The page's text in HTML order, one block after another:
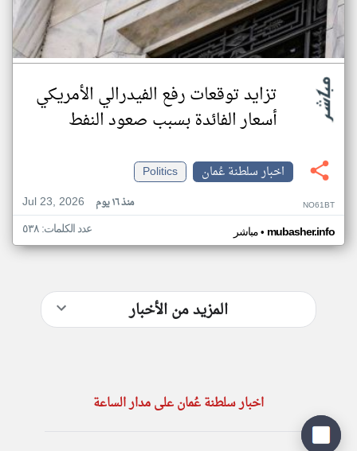
تزايد توقعات رفع الفيدرالي الأمريكي
أسعار الفائدة بسبب صعود النفط
اخبار سلطنة عُمان
Politics
Jul 23, 2026
منذ ١٦ يوم NO61BT
مباشر• mubasher.info عدد الكلمات: ٥٣٨
المزيد من الأخبار
اخبار سلطنة عُمان على مدار الساعة